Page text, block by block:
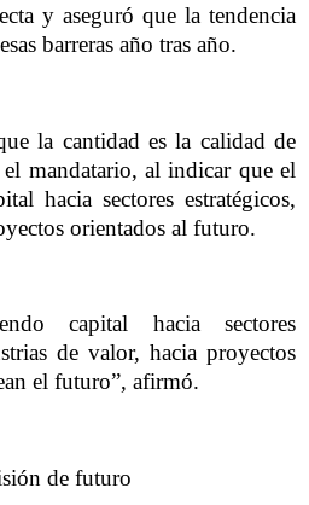
y aseguró que la tendencia
barreras año tras año.
la cantidad es la calidad de
mandatario, al indicar que el
hacia sectores estratégicos,
orientados al futuro.
capital hacia sectores
de valor, hacia proyectos
el futuro”, afirmó.
de futuro